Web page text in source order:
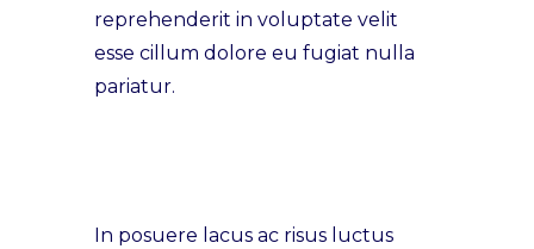
reprehenderit in voluptate velit
esse cillum dolore eu fugiat nulla
pariatur.
In posuere lacus ac risus luctus